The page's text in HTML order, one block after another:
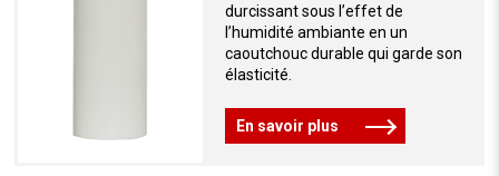
durcissant sous l’effet de
l’humidité ambiante en un
caoutchouc durable qui garde son
élasticité.
En savoir plus